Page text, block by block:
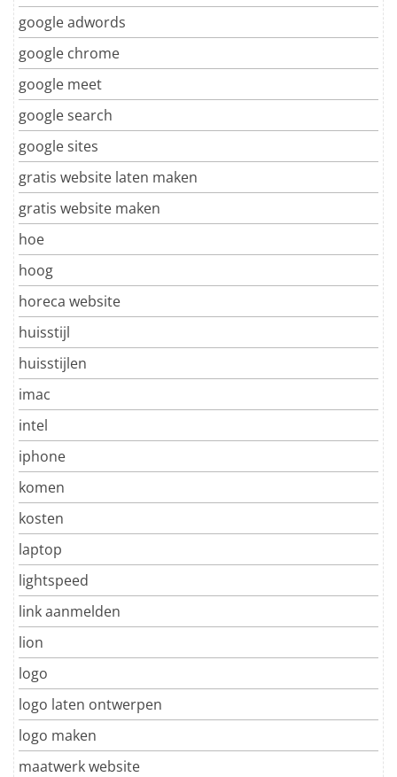
google adwords
google chrome
google meet
google search
google sites
gratis website laten maken
gratis website maken
hoe
hoog
horeca website
huisstijl
huisstijlen
imac
intel
iphone
komen
kosten
laptop
lightspeed
link aanmelden
lion
logo
logo laten ontwerpen
logo maken
maatwerk website